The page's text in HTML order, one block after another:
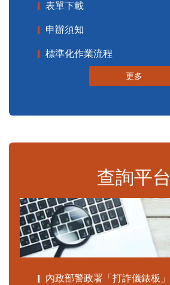
表單下載
申辦須知
標準化作業流程
更多
查詢平台
內政部警政署「打詐儀錶板」